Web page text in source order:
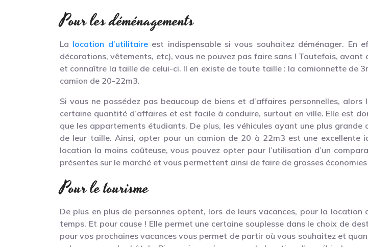
Pour les déménagements
La location d’utilitaireest indispensable si vous souhaitez déménager. En
décorations, vêtements, etc), vous ne pouvez pas faire sans ! Toutefois,
et connaître la taille de celui-ci. Il en existe de toute taille : la camionnette de
camion de 20-22m3.
Si vous ne possédez pas beaucoup de biens et d’affaires personnelles,
certaine quantité d’affaires et est facile à conduire, surtout en ville. Elle est
que les appartements étudiants. De plus, les véhicules ayant une plus
de leur taille. Ainsi, opter pour un camion de 20 à 22m3 est une
location la moins coûteuse, vous pouvez opter pour l’utilisation d’un
présentes sur le marché et vous permettent ainsi de faire de grosses économies
Pour le tourisme
De plus en plus de personnes optent, lors de leurs vacances, pour la
temps. Et pour cause ! Elle permet une certaine souplesse dans le choix de
pour vos prochaines vacances vous permet de partir où vous souhaitez et